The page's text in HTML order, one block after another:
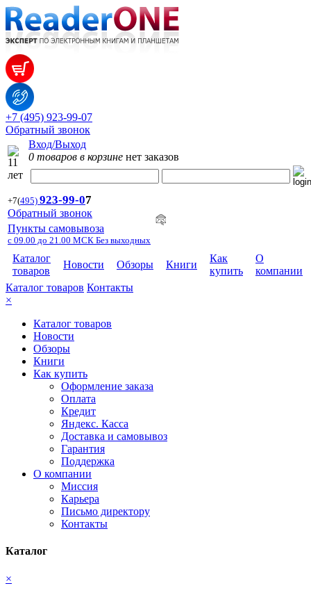
+7 (495) 923-99-07
Обратный звонок
Вход/Выход
0 товаров в корзине нет заказов
+7(495) 923-99-07
Обратный звонок
Пункты самовывоза
с 09.00 до 21.00 МСК Без выходных
Каталог
товаров
Новости Обзоры Книги
Как
купить
О
компании
Каталог товаров Контакты
×
Каталог товаров
Новости
Обзоры
Книги
Как купить
Оформление заказа
Оплата
Кредит
Яндекс. Касса
Доставка и самовывоз
Гарантия
Поддержка
О компании
Миссия
Карьера
Письмо директору
Контакты
Каталог
×